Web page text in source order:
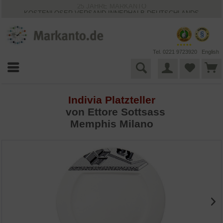
KOSTENLOSER VERSAND INNERHALB DEUTSCHLANDS
VIELFÄLTIGE ZAHLUNGSMÖGLICHKEITEN
BESTPRICE-GARANTIE
Tel. 0221 9723920 English
Indivia Platzteller
von Ettore Sottsass
Memphis Milano